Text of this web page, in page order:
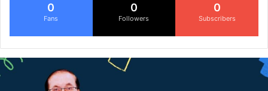
0
Fans
0
Followers
0
Subscribers
Đ
ể